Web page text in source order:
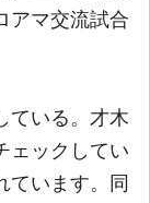
アマ交流試合
ている。才木
ェックしてい
ています。同